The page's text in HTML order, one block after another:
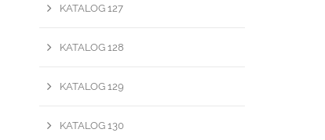
KATALOG 127
KATALOG 128
KATALOG 129
KATALOG 130